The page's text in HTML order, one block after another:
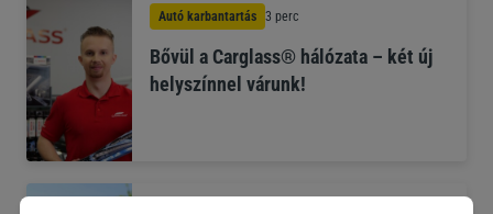
Autó karbantartás 3 perc
Bővül a Carglass® hálózata – két új
helyszínnel várunk!